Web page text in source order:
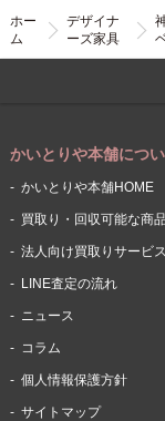
ホー
ム
デザイナ
ーズ家具
かいとりや本舗につ
かいとりや本舗HOME
買取り・回収可能な商品
法人向け買取りサービス
LINE査定の流れ
ニュース
コラム
個人情報保護方針
サイトマップ